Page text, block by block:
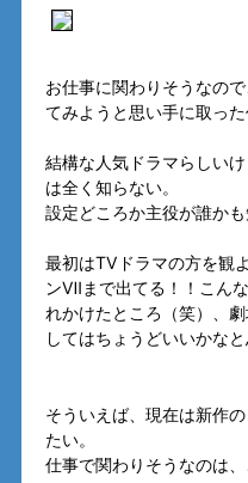
お仕事に関わりそうなの
てみようと思い手に取った
結構な人気ドラマらしい
は全く知らない。
設定どころか主役が誰かも
最初はTVドラマの方を観
ンⅦまで出てる！！こん
れかけたところ（笑）、
してはちょうどいいかな
そういえば、現在は新作の
たい。
仕事で関わりそうなのは、